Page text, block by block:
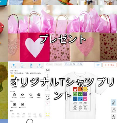
プレゼント
オリジナルTシャツ プリ
ント